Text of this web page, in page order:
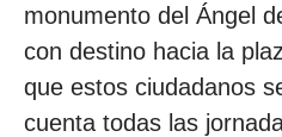
monumento del Ángel
con destino hacia la
que estos ciudadanos
cuenta todas las